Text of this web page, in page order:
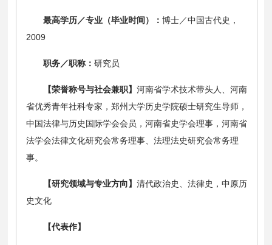
最高学历／专业（毕业时间）： 博士／中国古代史，
2009
职务／职称： 研究员
【荣誉称号与社会兼职】 河南省学术技术带头人、河南
省优秀青年社科专家，郑州大学历史学院硕士研究生导师，
中国法律与历史国际学会会员，河南省史学会理事，河南省
法学会法律文化研究会常务理事、法理法史研究会常务理
事。
【研究领域与专业方向】 清代政治史、法律史，中原历
史文化
【代表作】